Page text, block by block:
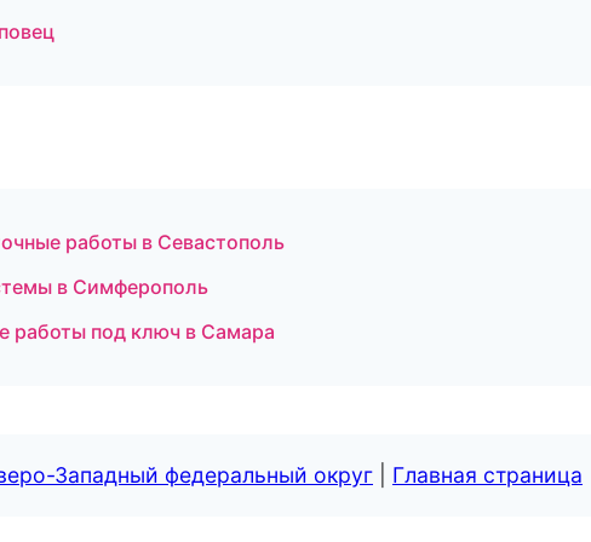
работы в Севастополь
в Симферополь
работы под ключ в Самара
Западный федеральный округ Главная страница